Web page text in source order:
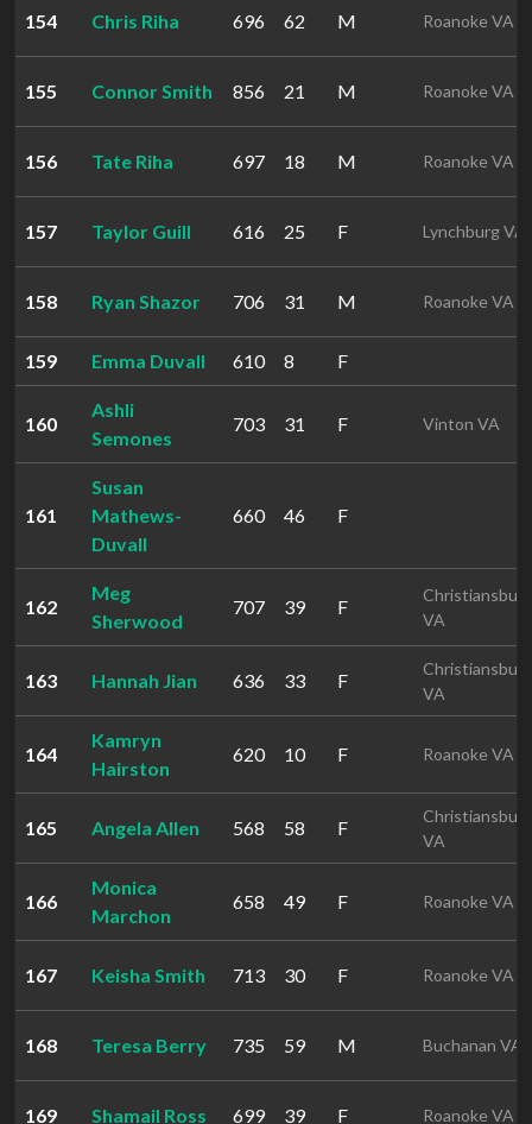
154 Chris Riha 696 62 M Roanoke VA
155 Connor Smith 856 21 M Roanoke VA
156 Tate Riha 697 18 M Roanoke VA
157 Taylor Guill 616 25 F Lynchburg VA
158 Ryan Shazor 706 31 M Roanoke VA
159 Emma Duvall 610 8 F
160
Ashli
Semones
703 31 F Vinton VA
161
Susan
Mathews-
Duvall
660 46 F
162
Meg
Sherwood
707 39 F
Christiansburg
VA
163 Hannah Jian 636 33 F
Christiansburg
VA
164
Kamryn
Hairston
620 10 F Roanoke VA
165 Angela Allen 568 58 F
Christiansburg
VA
166
Monica
Marchon
658 49 F Roanoke VA
167 Keisha Smith 713 30 F Roanoke VA
168 Teresa Berry 735 59 M Buchanan VA
169 Shamail Ross 699 39 F Roanoke VA